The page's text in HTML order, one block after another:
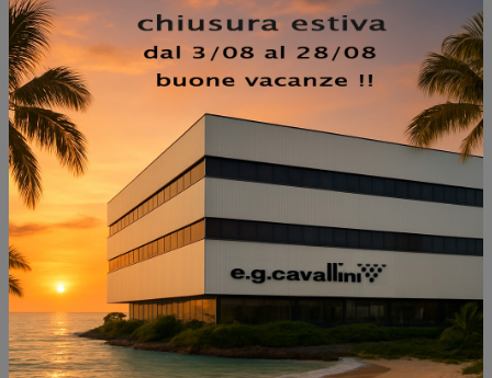
NON PERDERTI ANCHE: